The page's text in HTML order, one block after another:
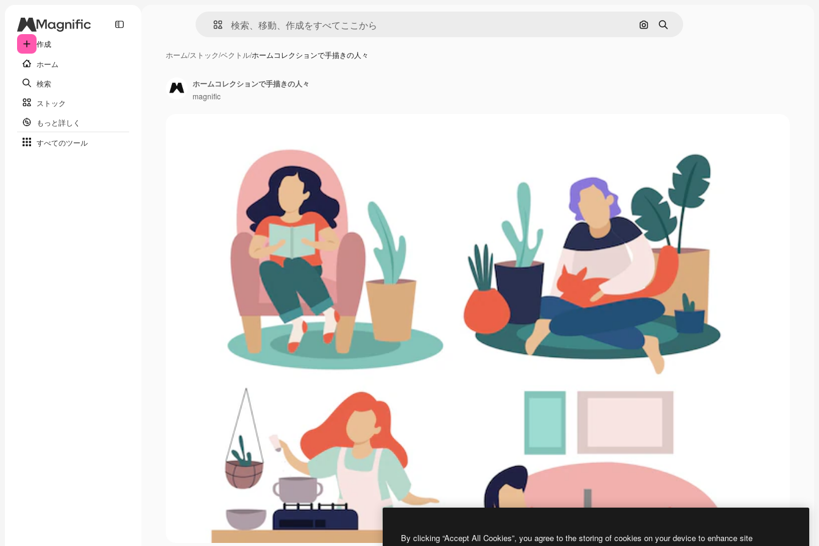
作成
ホーム
検索
ストック
もっと詳しく
すべてのツール
画像で検索
検索
ホーム/ストック/ベクトル/ホームコレクションで手描きの人々
ホームコレクションで手描きの人々
magnific
By clicking “Accept All Cookies”, you agree to the storing of cookies on your device to enhance site